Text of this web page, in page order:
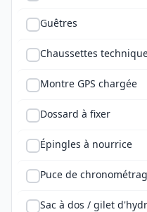
Guêtres
Chaussettes
Montre GPS chargée
Dossard à fixer
Épingles à nourrice
Puce de
Sac à dos / gilet